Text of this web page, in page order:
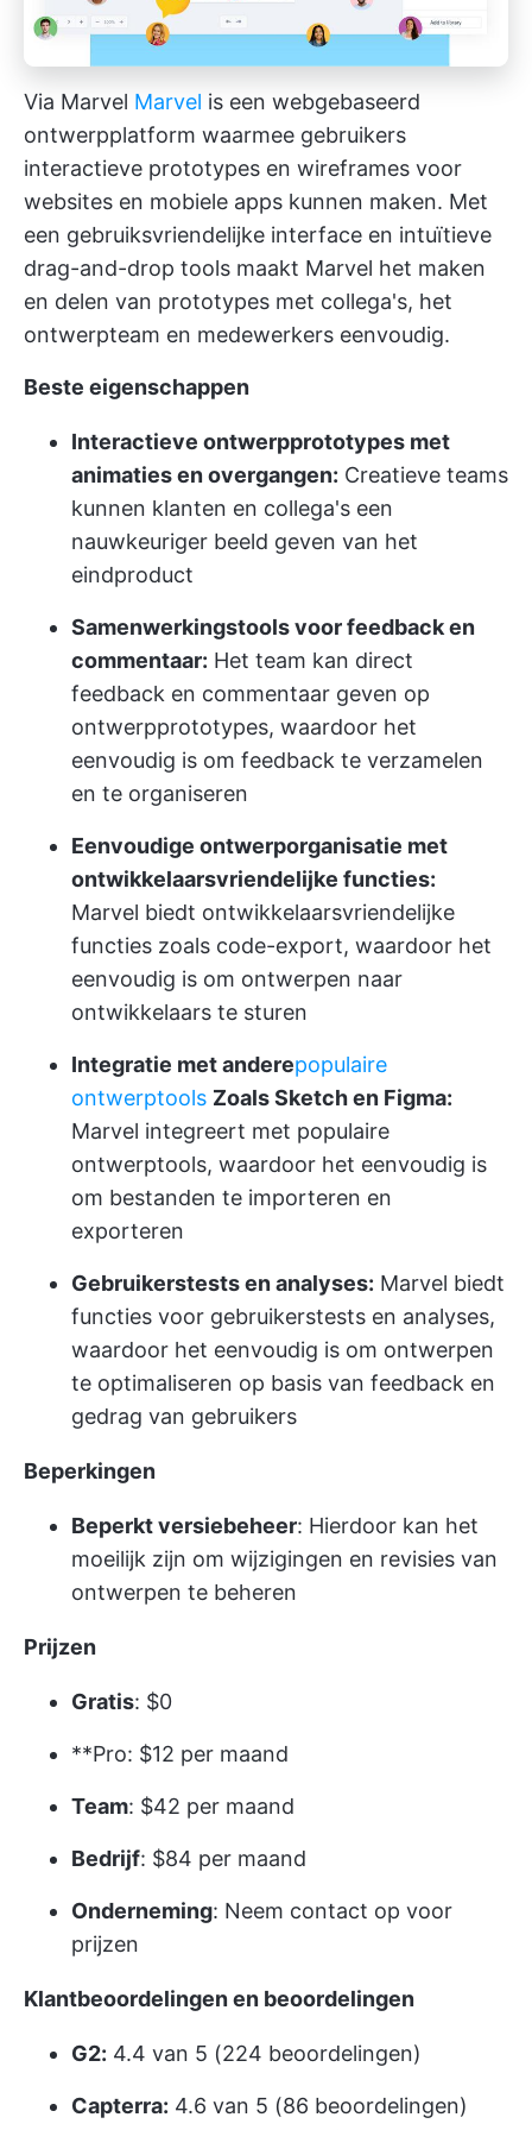
Via Marvel Marvel is een webgebaseerd
ontwerpplatform waarmee gebruikers
interactieve prototypes en wireframes voor
websites en mobiele apps kunnen maken. Met
een gebruiksvriendelijke interface en intuïtieve
drag-and-drop tools maakt Marvel het maken
en delen van prototypes met collega's, het
ontwerpteam en medewerkers eenvoudig.
Beste eigenschappen
Interactieve ontwerpprototypes met
animaties en overgangen: Creatieve teams
kunnen klanten en collega's een
nauwkeuriger beeld geven van het
eindproduct
Samenwerkingstools voor feedback en
commentaar: Het team kan direct
feedback en commentaar geven op
ontwerpprototypes, waardoor het
eenvoudig is om feedback te verzamelen
en te organiseren
Eenvoudige ontwerporganisatie met
ontwikkelaarsvriendelijke functies:
Marvel biedt ontwikkelaarsvriendelijke
functies zoals code-export, waardoor het
eenvoudig is om ontwerpen naar
ontwikkelaars te sturen
Integratie met anderepopulaire
ontwerptools Zoals Sketch en Figma:
Marvel integreert met populaire
ontwerptools, waardoor het eenvoudig is
om bestanden te importeren en
exporteren
Gebruikerstests en analyses: Marvel biedt
functies voor gebruikerstests en analyses,
waardoor het eenvoudig is om ontwerpen
te optimaliseren op basis van feedback en
gedrag van gebruikers
Beperkingen
Beperkt versiebeheer: Hierdoor kan het
moeilijk zijn om wijzigingen en revisies van
ontwerpen te beheren
Prijzen
Gratis: $0
**Pro: $12 per maand
Team: $42 per maand
Bedrijf: $84 per maand
Onderneming: Neem contact op voor
prijzen
Klantbeoordelingen en beoordelingen
G2: 4.4 van 5 (224 beoordelingen)
Capterra: 4.6 van 5 (86 beoordelingen)